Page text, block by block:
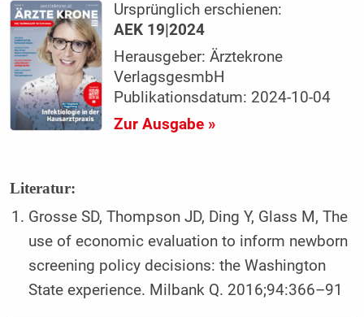
Ursprünglich erschienen:
AEK 19|2024
Herausgeber: Ärztekrone
VerlagsgesmbH
Publikationsdatum: 2024-10-04
Zur Ausgabe »
Literatur:
Grosse SD, Thompson JD, Ding Y, Glass M, The
use of economic evaluation to inform newborn
screening policy decisions: the Washington
State experience. Milbank Q. 2016;94:366–91